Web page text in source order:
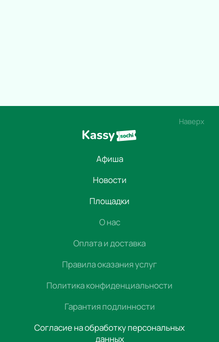
Наверх
Афиша
Новости
Площадки
О нас
Оплата и доставка
Правила оказания услуг
Политика конфиденциальности
Гарантия подлинности
Согласие на обработку персональных
данных